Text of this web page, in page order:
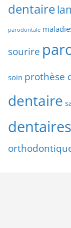
dentaire
parodontale
sourire
soin prothèse
dentaire
dentaires